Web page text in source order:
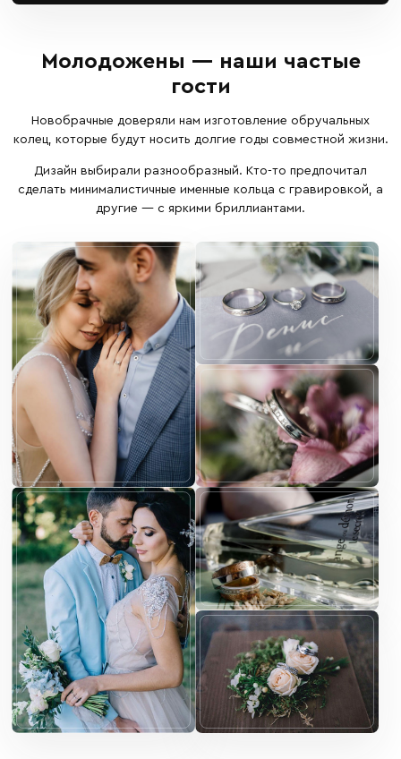
Молодожены — наши частые
гости
Новобрачные доверяли нам изготовление обручальных
колец, которые будут носить долгие годы совместной жизни.
Дизайн выбирали разнообразный. Кто-то предпочитал
сделать минималистичные именные кольца с гравировкой, а
другие — с яркими бриллиантами.